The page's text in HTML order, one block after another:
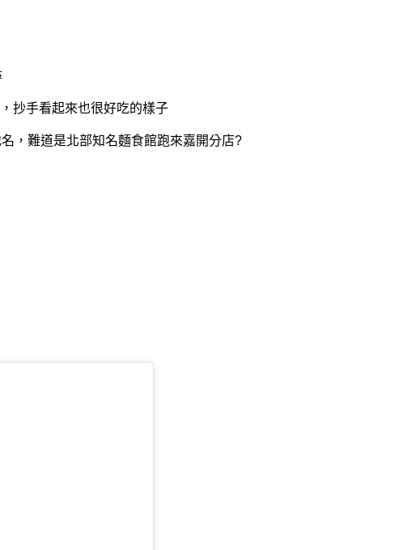
抄手看起來也很好吃的樣子
，難道是北部知名麵食館跑來嘉開分店?